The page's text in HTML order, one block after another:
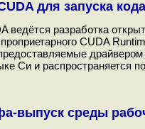
для запуска
ведётся разработка
CUDA
Си и распространяется
выпуск среды